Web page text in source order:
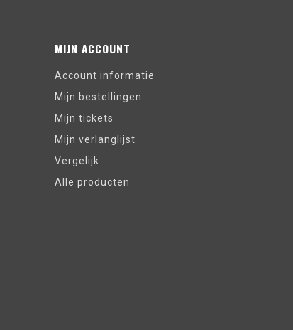
MIJN ACCOUNT
Account informatie
Mijn bestellingen
Mijn tickets
Mijn verlanglijst
Vergelijk
Alle producten